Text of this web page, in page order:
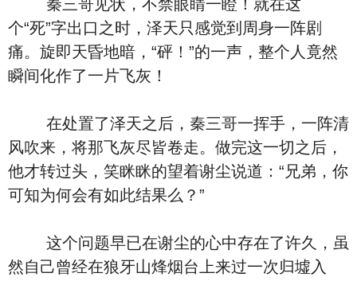
秦三哥见状，不禁眼睛一瞪！就在这
个“死”字出口之时，泽天只感觉到周身一阵剧
痛。旋即天昏地暗，“砰！”的一声，整个人竟然
瞬间化作了一片飞灰！
在处置了泽天之后，秦三哥一挥手，一阵清
风吹来，将那飞灰尽皆卷走。做完这一切之后，
他才转过头，笑眯眯的望着谢尘说道：“兄弟，你
可知为何会有如此结果么？”
这个问题早已在谢尘的心中存在了许久，虽
然自己曾经在狼牙山烽烟台上来过一次归墟入